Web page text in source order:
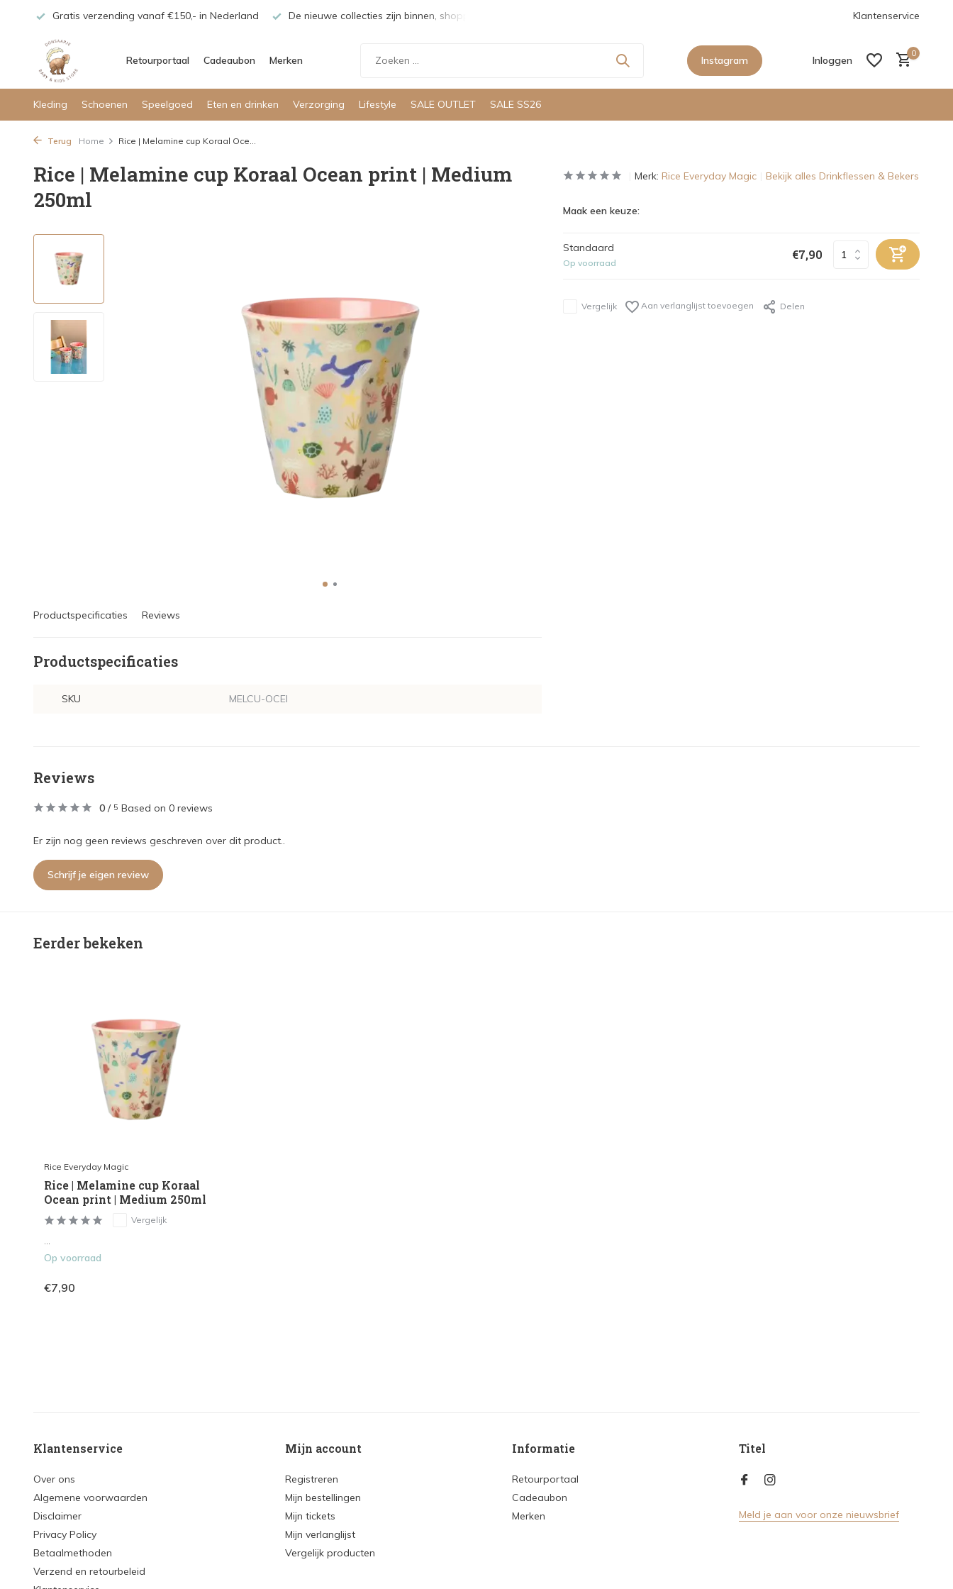
Gratis verzending vanaf €150,- in Nederland De nieuwe collecties zijn binnen, shoppen maar! De nieuwe collecties zijn binnen,
Klantenservice
Retourportaal Cadeaubon Merken Instagram Inloggen
0
Kleding Schoenen Speelgoed Eten en drinken Verzorging Lifestyle SALE OUTLET SALE SS26
Terug Home Rice | Melamine cup Koraal Oce...
Rice | Melamine cup Koraal Ocean print | Medium
250ml
Productspecificaties Reviews
Productspecificaties
SKU MELCU-OCEI
Merk: Rice Everyday Magic Bekijk alles Drinkflessen & Bekers
Maak een keuze:
Standaard
Op voorraad
€7,90
Vergelijk Aan verlanglijst toevoegen Delen
Reviews
0 / 5 Based on 0 reviews
Er zijn nog geen reviews geschreven over dit product..
Schrijf je eigen review
Eerder bekeken
Rice Everyday Magic
Rice | Melamine cup Koraal
Ocean print | Medium 250ml
Vergelijk
Op voorraad
€7,90
Klantenservice
Over ons
Algemene voorwaarden
Disclaimer
Privacy Policy
Betaalmethoden
Verzend en retourbeleid
Mijn account
Registreren
Mijn bestellingen
Mijn tickets
Mijn verlanglijst
Vergelijk producten
Informatie
Retourportaal
Cadeaubon
Merken
Titel
Meld je aan voor onze nieuwsbrief